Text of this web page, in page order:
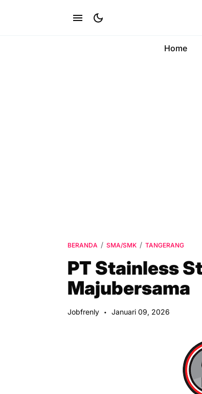
Home
BERANDA SMA/SMK TANGERANG
PT Stainless
Majubersama
Jobfrenly Januari 09, 2026